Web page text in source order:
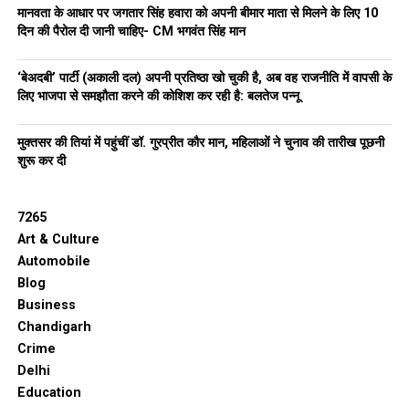
मानवता के आधार पर जगतार सिंह हवारा को अपनी बीमार माता से मिलने के लिए 10
दिन की पैरोल दी जानी चाहिए- CM भगवंत सिंह मान
‘बेअदबी’ पार्टी (अकाली दल) अपनी प्रतिष्ठा खो चुकी है, अब वह राजनीति में वापसी के
लिए भाजपा से समझौता करने की कोशिश कर रही है: बलतेज पन्नू
मुक्तसर की तियां में पहुंचीं डॉ. गुरप्रीत कौर मान, महिलाओं ने चुनाव की तारीख पूछनी
शुरू कर दी
7265
Art & Culture
Automobile
Blog
Business
Chandigarh
Crime
Delhi
Education